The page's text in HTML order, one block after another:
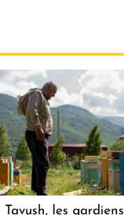
Tavush, les gardiens